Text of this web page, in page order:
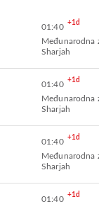
01:40 +1d
Međunarodna
Sharjah
01:40 +1d
Međunarodna
Sharjah
01:40 +1d
Međunarodna
Sharjah
01:40 +1d